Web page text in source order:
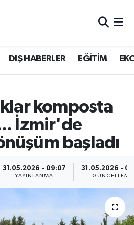
DIŞ HABERLER EĞİTİM
komposta
İzmir'de
başladı
31.05.2026 - 09:07
YAYINLANMA
31.05.2026 -
GÜNCELLEME